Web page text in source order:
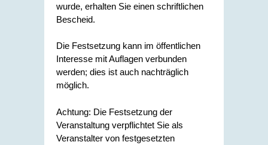
wurde, erhalten Sie einen schriftlichen
Bescheid.
Die Festsetzung kann im öffentlichen
Interesse mit Auflagen verbunden
werden; dies ist auch nachträglich
möglich.
Achtung: Die Festsetzung der
Veranstaltung verpflichtet Sie als
Veranstalter von festgesetzten